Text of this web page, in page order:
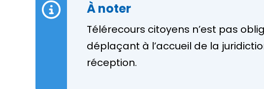
À noter
Télérecours citoyens n’est pas
déplaçant à l’accueil de la
réception.